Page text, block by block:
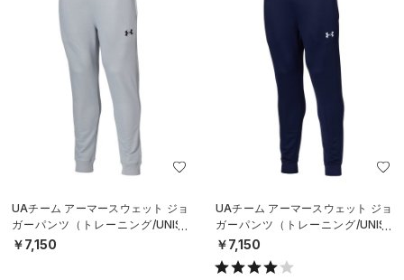
UAチーム アーマースウェット ジョ
ガーパンツ（トレーニング/UNISE
X）
￥7,150
UAチーム アーマースウェット ジョ
ガーパンツ（トレーニング/UNISE
X）
￥7,150